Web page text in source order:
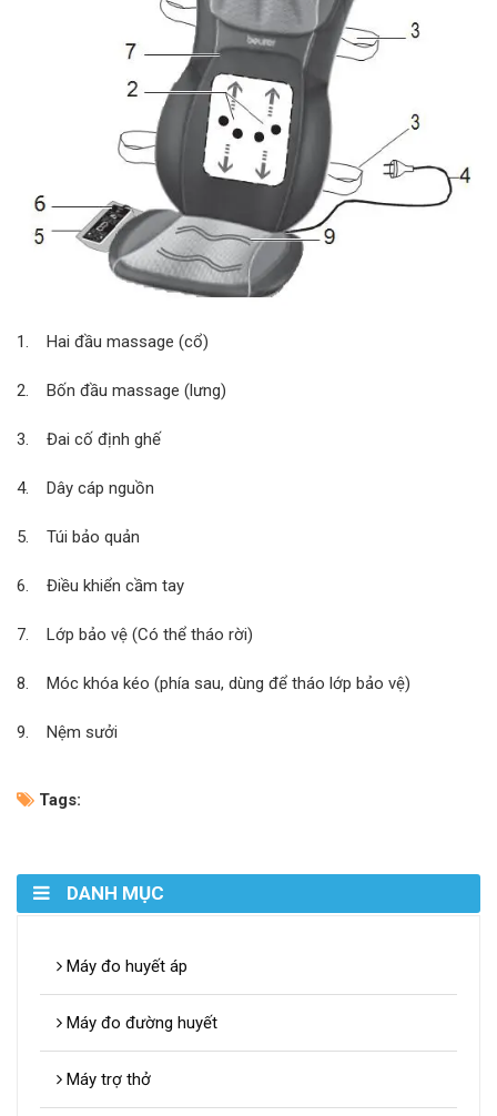
1. Hai đầu massage (cổ)
2. Bốn đầu massage (lưng)
3. Đai cố định ghế
4. Dây cáp nguồn
5. Túi bảo quản
6. Điều khiển cầm tay
7. Lớp bảo vệ (Có thể tháo rời)
8. Móc khóa kéo (phía sau, dùng để tháo lớp bảo vệ)
9. Nệm sưởi
Tags:
DANH MỤC
Máy đo huyết áp
Máy đo đường huyết
Máy trợ thở